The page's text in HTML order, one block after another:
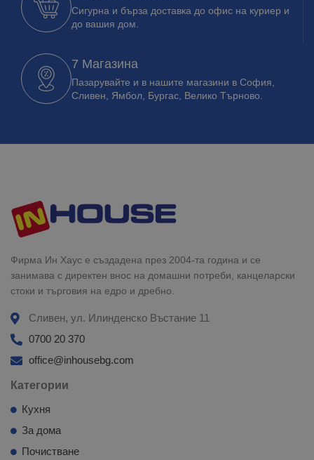
Сигурна и бърза доставка до офис на куриер и
до вашия дом.
7 Магазина
Пазарувайте и в нашите магазини в София,
Сливен, Ямбол, Бургас, Велико Търново.
Фирма Ин Хаус е създадена през 2004-та година и се
занимава с директен внос на домашни потреби, канцеларски
стоки и търговия на едро и дребно.
Сливен, ул. Илинденско Въстание 11
0700 20 370
office@inhousebg.com
Категории
Кухня
За дома
Почистване